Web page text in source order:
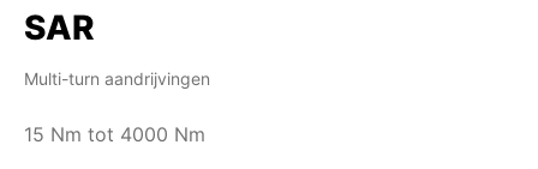
SAR
Multi-turn aandrijvingen
15 Nm tot 4000 Nm